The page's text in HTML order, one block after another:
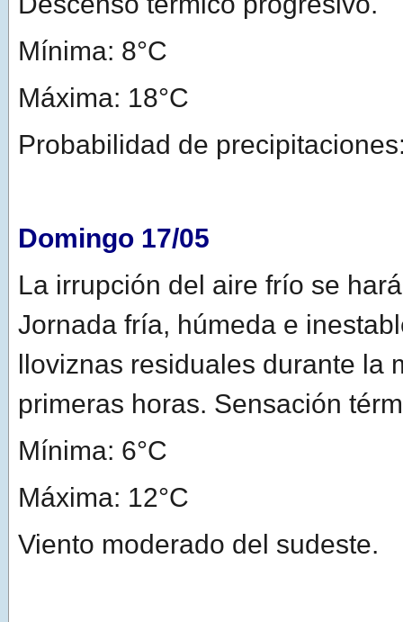
Mínima: 8°C
Máxima: 18°C
Probabilidad de
Domingo 17/05
La irrupción del aire frío se
Jornada fría, húmeda e
lloviznas residuales durante la
primeras horas. Sensación
Mínima: 6°C
Máxima: 12°C
Viento moderado del sudeste.